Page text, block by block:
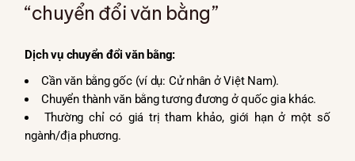
“chuyển đổi văn bằng”
Dịch vụ chuyển đổi văn bằng:
Cần văn bằng gốc (ví dụ: Cử nhân ở Việt Nam).
Chuyển thành văn bằng tương đương ở quốc gia khác.
Thường chỉ có giá trị tham khảo, giới hạn ở một số
ngành/địa phương.